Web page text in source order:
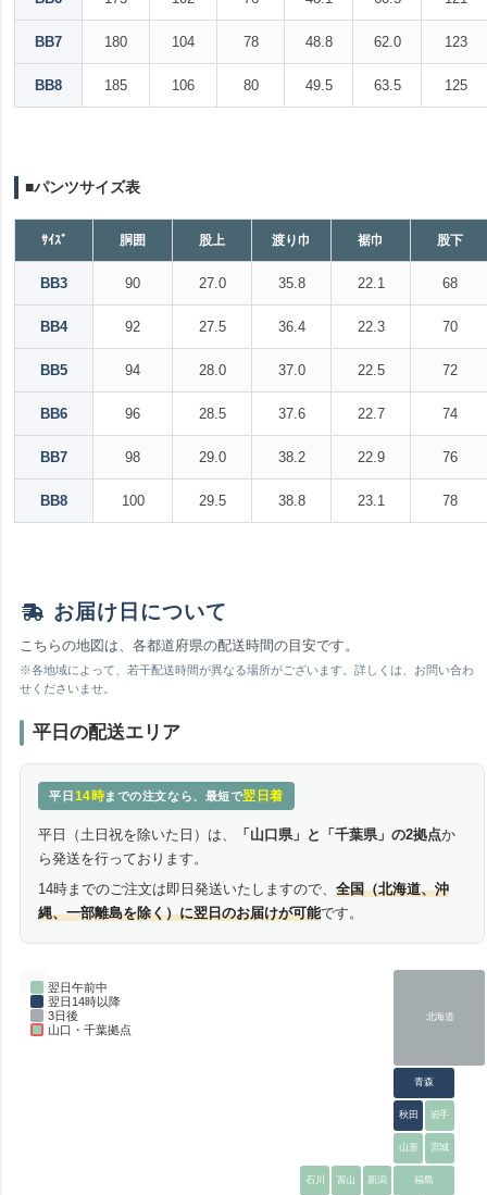
BB7 180 104 78 48.8 62.0 123
BB8 185 106 80 49.5 63.5 125
■パンツサイズ表
ｻｲｽﾞ 胴囲 股上 渡り巾 裾巾 股下
BB3 90 27.0 35.8 22.1 68
BB4 92 27.5 36.4 22.3 70
BB5 94 28.0 37.0 22.5 72
BB6 96 28.5 37.6 22.7 74
BB7 98 29.0 38.2 22.9 76
BB8 100 29.5 38.8 23.1 78
お届け日について
こちらの地図は、各都道府県の配送時間の目安です。
※各地域によって、若干配送時間が異なる場所がございます。詳しくは、お問い合わ
せくださいませ。
平日の配送エリア
平日 14時までの注文なら、最短で翌日着
平日（土日祝を除いた日）は、 「山口県」と「千葉県」の2拠点か
ら発送を行っております。
14時までのご注文は即日発送いたしますので、全国（北海道、沖
縄、一部離島を除く）に翌日のお届けが可能です。
翌日午前中
翌日14時以降
3日後
山口・千葉拠点
北海道
青森
秋田 岩手
山形 宮城
石川 富山 新潟 福島